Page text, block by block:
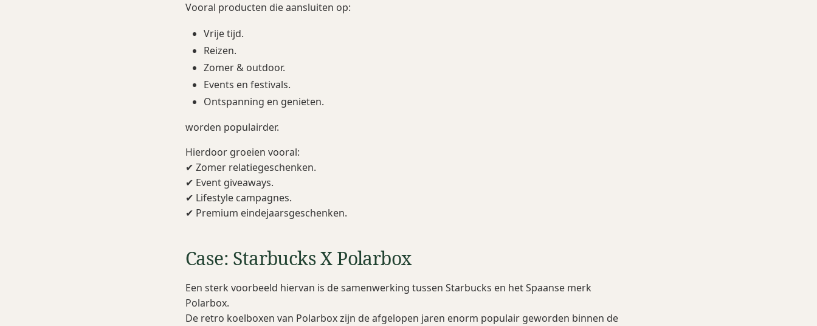
Vooral producten die aansluiten op:
Vrije tijd.
Reizen.
Zomer & outdoor.
Events en festivals.
Ontspanning en genieten.
worden populairder.
Hierdoor groeien vooral:
✔ Zomer relatiegeschenken.
✔ Event giveaways.
✔ Lifestyle campagnes.
✔ Premium eindejaarsgeschenken.
Case: Starbucks X Polarbox
Een sterk voorbeeld hiervan is de samenwerking tussen Starbucks en het Spaanse merk
Polarbox.
De retro koelboxen van Polarbox zijn de afgelopen jaren enorm populair geworden binnen de